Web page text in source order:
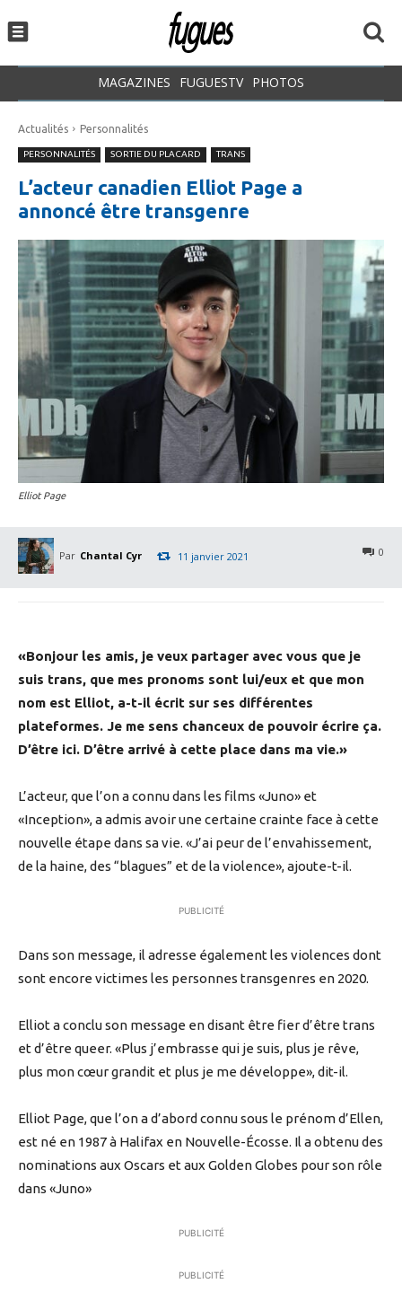
MAGAZINES FUGUESTV PHOTOS
Actualités Personnalités
PERSONNALITÉS SORTIE DU PLACARD TRANS
L’acteur canadien Elliot Page a
annoncé être transgenre
Elliot Page
Par Chantal Cyr 0
11 janvier 2021
«Bonjour les amis, je veux partager avec vous que je
suis trans, que mes pronoms sont lui/eux et que mon
nom est Elliot, a-t-il écrit sur ses différentes
plateformes. Je me sens chanceux de pouvoir écrire ça.
D’être ici. D’être arrivé à cette place dans ma vie.»
L’acteur, que l’on a connu dans les films «Juno» et
«Inception», a admis avoir une certaine crainte face à cette
nouvelle étape dans sa vie. «J’ai peur de l’envahissement,
de la haine, des “blagues” et de la violence», ajoute-t-il.
PUBLICITÉ
Dans son message, il adresse également les violences dont
sont encore victimes les personnes transgenres en 2020.
Elliot a conclu son message en disant être fier d’être trans
et d’être queer. «Plus j’embrasse qui je suis, plus je rêve,
plus mon cœur grandit et plus je me développe», dit-il.
Elliot Page, que l’on a d’abord connu sous le prénom d’Ellen,
est né en 1987 à Halifax en Nouvelle-Écosse. Il a obtenu des
nominations aux Oscars et aux Golden Globes pour son rôle
dans «Juno»
PUBLICITÉ
PUBLICITÉ